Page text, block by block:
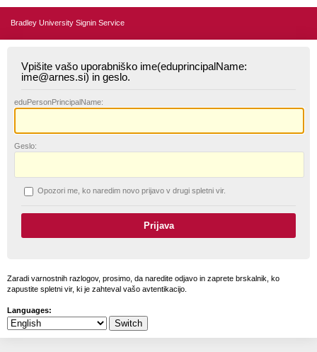
Bradley University Signin Service
Vpišite vašo uporabniško ime(eduprincipalName:
ime@arnes.si) in geslo.
eduPersonPrincipalName:
Geslo:
Opozori me, ko naredim novo prijavo v drugi spletni vir.
Zaradi varnostnih razlogov, prosimo, da naredite odjavo in zaprete brskalnik, ko
zapustite spletni vir, ki je zahteval vašo avtentikacijo.
Languages: